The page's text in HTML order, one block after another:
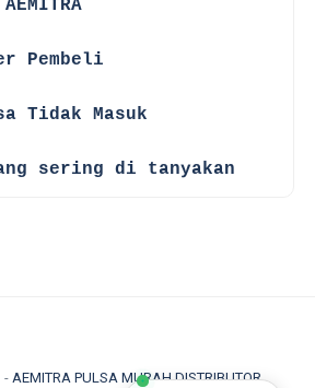
Pembeli
Tidak Masuk
sering di tanyakan
- AEMITRA PULSA MURAH DISTRIBUTOR